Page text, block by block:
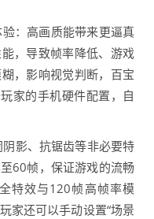
：高画质能带来更逼真
，导致帧率降低、游戏
，影响视觉判断，百宝
家的手机硬件配置，自
影、抗锯齿等非必要特
60帧，保证游戏的流畅
特效与120帧高帧率模
家还可以手动设置“场景